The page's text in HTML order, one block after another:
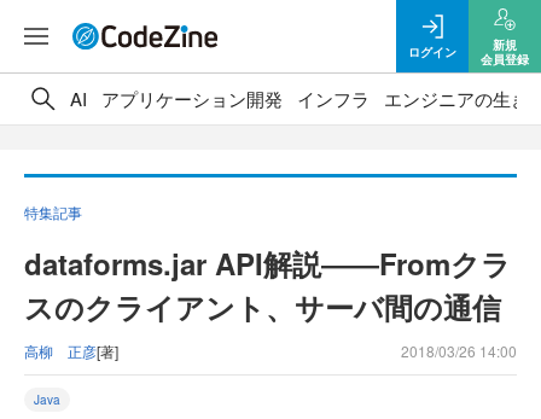
ログイン
新規
会員登録
AI アプリケーション開発 インフラ エンジニアの生き
特集記事
dataforms.jar API解説――Fromクラ
スのクライアント、サーバ間の通信
高柳 正彦[著] 2018/03/26 14:00
Java